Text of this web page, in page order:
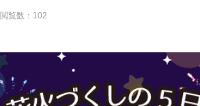
閲覧数：102